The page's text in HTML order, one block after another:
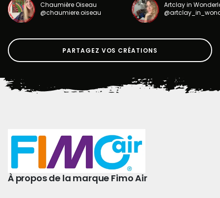
Chaumière Oiseau
@chaumiere.oiseau
Artclay in
PARTAGEZ VOS CRÉATIONS
À propos de la marque Fimo Air